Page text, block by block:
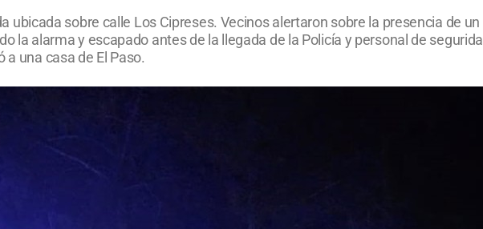
ubicada sobre calle Los Cipreses. Vecinos alertaron sobre la presencia de
la alarma y escapado antes de la llegada de la Policía y personal de
una casa de El Paso.